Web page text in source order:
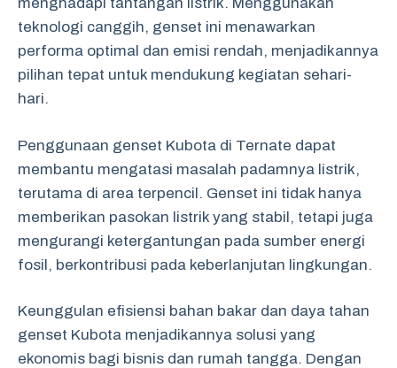
teknologi canggih, genset ini menawarkan
performa optimal dan emisi rendah, menjadikannya
pilihan tepat untuk mendukung kegiatan sehari-
hari.
Penggunaan genset Kubota di Ternate dapat
membantu mengatasi masalah padamnya listrik,
terutama di area terpencil. Genset ini tidak hanya
memberikan pasokan listrik yang stabil, tetapi juga
mengurangi ketergantungan pada sumber energi
fosil, berkontribusi pada keberlanjutan lingkungan.
Keunggulan efisiensi bahan bakar dan daya tahan
genset Kubota menjadikannya solusi yang
ekonomis bagi bisnis dan rumah tangga. Dengan